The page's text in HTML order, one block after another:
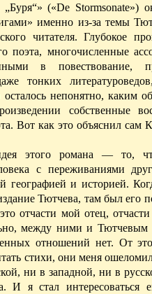
(«De Stormsonate»)
именно из-за темы
читателя. Глубокое
поэта, многочисленные
в повествование,
тон­ких
непонятно, каким
собственные
Вот как это объяснил сам
этого романа — то,
с переживаниями
географией и историей.
Тютчева, там был его
отчасти мой отец,
между ними и Тютчевым
отношений нет. От
стихи, они меня
ни в западной, ни в
И я стал интересоваться